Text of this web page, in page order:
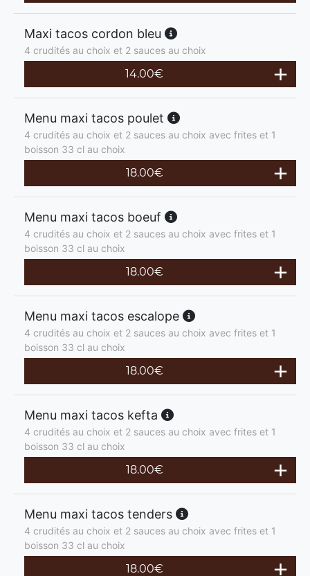
Maxi tacos cordon bleu
4 crudités au choix et 2 sauces au choix
14.00€
Menu maxi tacos poulet
4 crudités au choix et 2 sauces au choix avec frites et 1
boisson 33 cl au choix
18.00€
Menu maxi tacos boeuf
4 crudités au choix et 2 sauces au choix avec frites et 1
boisson 33 cl au choix
18.00€
Menu maxi tacos escalope
4 crudités au choix et 2 sauces au choix avec frites et 1
boisson 33 cl au choix
18.00€
Menu maxi tacos kefta
4 crudités au choix et 2 sauces au choix avec frites et 1
boisson 33 cl au choix
18.00€
Menu maxi tacos tenders
4 crudités au choix et 2 sauces au choix avec frites et 1
boisson 33 cl au choix
18.00€